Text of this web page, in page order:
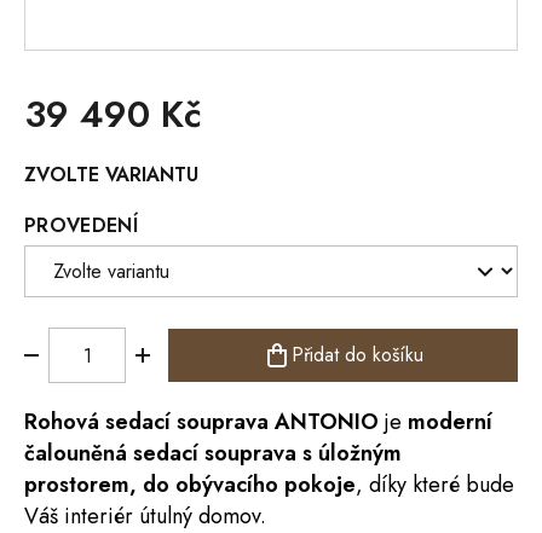
39 490 Kč
cena:
ZVOLTE VARIANTU
PROVEDENÍ
Přidat do košíku
Rohová sedací souprava ANTONIO je moderní
čalouněná sedací souprava s úložným
prostorem, do obývacího pokoje, díky které bude
Váš interiér útulný domov.